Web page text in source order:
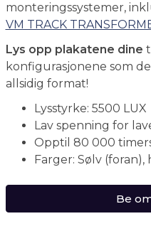
monteringssystemer,
VM TRACK
Lys opp plakatene dine
konfigurasjonene som
allsidig format!
Lysstyrke: 5500 LUX
Lav spenning for
Opptil 80 000
Farger: Sølv
Be